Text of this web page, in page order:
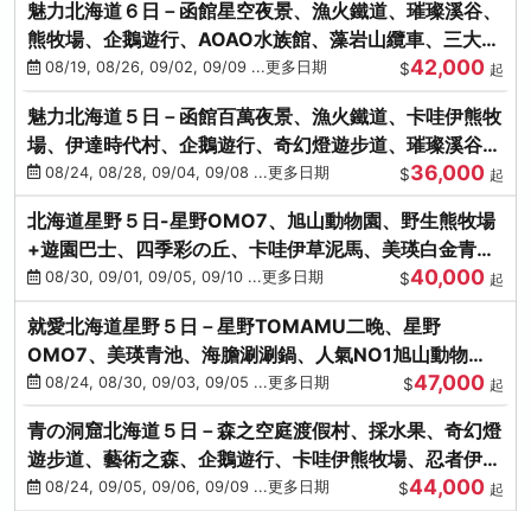
魅力北海道６日－函館星空夜景、漁火鐵道、璀璨溪谷、
熊牧場、企鵝遊行、AOAO水族館、藻岩山纜車、三大螃
蟹吃到飽
08/19, 08/26, 09/02, 09/09 ...更多日期 $42,000 起
魅力北海道５日－函館百萬夜景、漁火鐵道、卡哇伊熊牧
場、伊達時代村、企鵝遊行、奇幻燈遊步道、璀璨溪谷、
人氣NO1小丑漢堡
08/24, 08/28, 09/04, 09/08 ...更多日期 $36,000 起
北海道星野５日-星野OMO7、旭山動物園、野生熊牧場
+遊園巴士、四季彩の丘、卡哇伊草泥馬、美瑛白金青
池、螃蟹吃到飽
08/30, 09/01, 09/05, 09/10 ...更多日期 $40,000 起
就愛北海道星野５日－星野TOMAMU二晚、星野
OMO7、美瑛青池、海膽涮涮鍋、人氣NO1旭山動物
園、海鮮和牛螃蟹吃到飽
08/24, 08/30, 09/03, 09/05 ...更多日期 $47,000 起
青の洞窟北海道５日－森之空庭渡假村、採水果、奇幻燈
遊步道、藝術之森、企鵝遊行、卡哇伊熊牧場、忍者伊達
時代村、螃蟹吃到飽
08/24, 09/05, 09/06, 09/09 ...更多日期 $44,000 起